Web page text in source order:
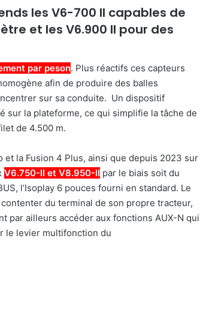
les V6-700 II capables de
et les V6.900 II pour des
par peson. Plus réactifs ces capteurs
afin de produire des balles
sur sa conduite. Un dispositif
sur la plateforme, ce qui simplifie la tâche de
de 4.500 m.
et la Fusion 4 Plus, ainsi que depuis 2023 sur
V6.750-II et V8.950-II par le biais soit du
l’Isoplay 6 pouces fourni en standard. Le
du terminal de son propre tracteur,
par ailleurs accéder aux fonctions AUX-N qui
le levier multifonction du